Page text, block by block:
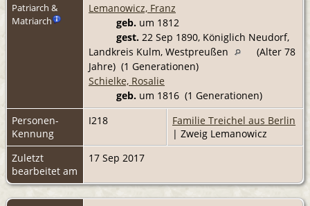
Patriarch &
Matriarch
Lemanowicz, Franz
geb. um 1812
gest. 22 Sep 1890, Königlich Neudorf,
Landkreis Kulm, Westpreußen
(Alter 78
Jahre) (1 Generationen)
Schielke, Rosalie
geb. um 1816 (1 Generationen)
Personen-
Kennung
I218
Familie Treichel aus Berlin
| Zweig Lemanowicz
Zuletzt
bearbeitet am
17 Sep 2017